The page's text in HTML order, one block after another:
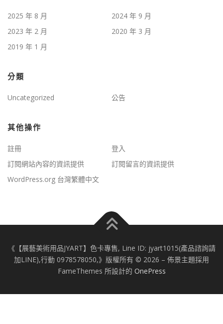
2025 年 8 月
2024 年 9 月
2023 年 2 月
2020 年 3 月
2019 年 1 月
分類
Uncategorized 公告
其他操作
註冊
登入
訂閱網站內容的資訊提供
訂閱留言的資訊提供
WordPress.org 台灣繁體中文
《【展藝美術用品JYART】色卡專售, Line ID: jyart1015(產品諮詢請
加LINE),行動 0978578050,》版權所有 © 2026 – 佈景主題採用
FameThemes 所設計的 OnePress